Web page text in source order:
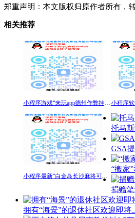
郑重声明：本文版权归原作者所有，
相关推荐
小程序游戏“来玩app德州作弊挂”真其实确实有挂安装
小程序最新“白金岛长沙麻将可以开挂吗”开挂软件+详细开挂赢
托马
GSA
“搬家
捐赠
拥有“海景”的退休社区欢迎即将